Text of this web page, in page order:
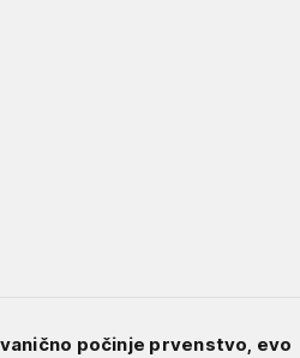
počinje prvenstvo, evo